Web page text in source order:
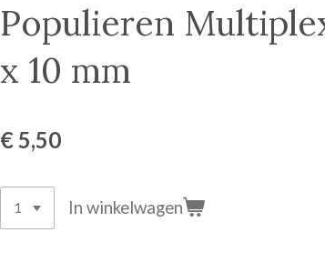
Populieren
x 10 mm
€ 5,50
In winkelwagen